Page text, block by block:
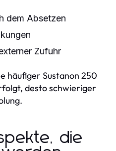
dem Absetzen
Zufuhr
häufiger Sustanon 250
desto schwieriger
die